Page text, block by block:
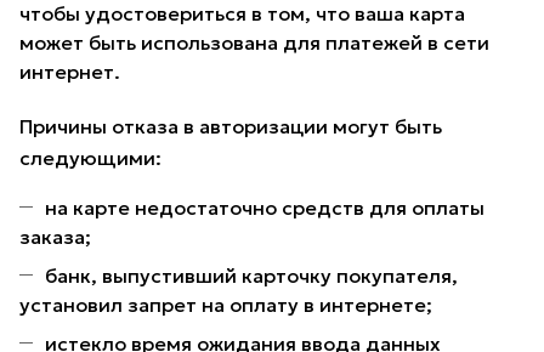
чтобы удостовериться в том, что ваша карта
может быть использована для платежей в сети
интернет.
Причины отказа в авторизации могут быть
следующими:
на карте недостаточно средств для оплаты
заказа;
банк, выпустивший карточку покупателя,
установил запрет на оплату в интернете;
истекло время ожидания ввода данных